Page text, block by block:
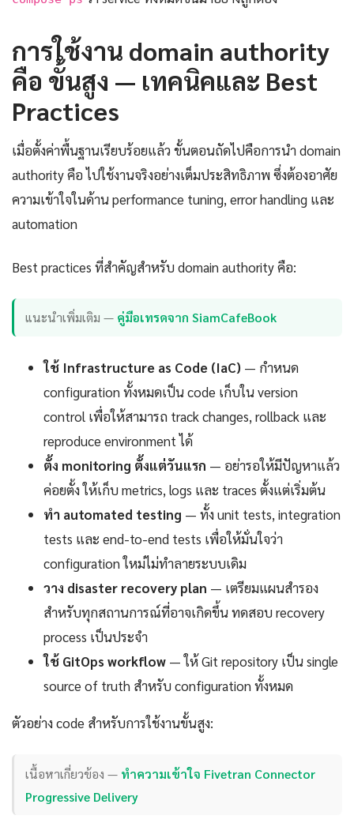
การใช้งาน domain authority
คือ ขั้นสูง — เทคนิคและ Best
Practices
เมื่อตั้งค่าพื้นฐานเรียบร้อยแล้ว ขั้นตอนถัดไปคือการนำ domain
authority คือ ไปใช้งานจริงอย่างเต็มประสิทธิภาพ ซึ่งต้องอาศัย
ความเข้าใจในด้าน performance tuning, error handling และ
automation
Best practices ที่สำคัญสำหรับ domain authority คือ:
แนะนำเพิ่มเติม — คู่มือเทรดจาก SiamCafeBook
ใช้ Infrastructure as Code (IaC) — กำหนด
configuration ทั้งหมดเป็น code เก็บใน version
control เพื่อให้สามารถ track changes, rollback และ
reproduce environment ได้
ตั้ง monitoring ตั้งแต่วันแรก — อย่ารอให้มีปัญหาแล้ว
ค่อยตั้ง ให้เก็บ metrics, logs และ traces ตั้งแต่เริ่มต้น
ทำ automated testing — ทั้ง unit tests, integration
tests และ end-to-end tests เพื่อให้มั่นใจว่า
configuration ใหม่ไม่ทำลายระบบเดิม
วาง disaster recovery plan — เตรียมแผนสำรอง
สำหรับทุกสถานการณ์ที่อาจเกิดขึ้น ทดสอบ recovery
process เป็นประจำ
ใช้ GitOps workflow — ให้ Git repository เป็น single
source of truth สำหรับ configuration ทั้งหมด
ตัวอย่าง code สำหรับการใช้งานขั้นสูง:
เนื้อหาเกี่ยวข้อง — ทำความเข้าใจ Fivetran Connector
Progressive Delivery